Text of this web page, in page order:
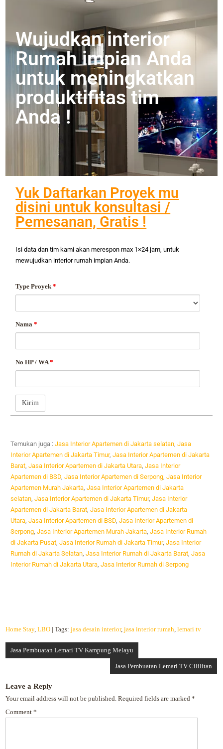
Wujudkan interior
Rumah impian Anda
untuk meningkatkan
produktifitas tim
Anda !
Yuk Daftarkan Proyek mu
disini untuk konsultasi /
Pemesanan, Gratis !
Isi data dan tim kami akan merespon max 1×24 jam, untuk
mewujudkan interior rumah impian Anda.
Type Proyek*
Nama*
No HP / WA*
Temukan juga :Jasa Interior Apartemen di Jakarta selatan,Jasa
Interior Apartemen di Jakarta Timur,Jasa Interior Apartemen di Jakarta
Barat,Jasa Interior Apartemen di Jakarta Utara,Jasa Interior
Apartemen di BSD,Jasa Interior Apartemen di Serpong, Jasa Interior
Apartemen Murah Jakarta,Jasa Interior Apartemen di Jakarta
selatan,Jasa Interior Apartemen di Jakarta Timur,Jasa Interior
Apartemen di Jakarta Barat,Jasa Interior Apartemen di Jakarta
Utara,Jasa Interior Apartemen di BSD,Jasa Interior Apartemen di
Serpong, Jasa Interior Apartemen Murah Jakarta,Jasa Interior Rumah
di Jakarta Pusat,Jasa Interior Rumah di Jakarta Timur,Jasa Interior
Rumah di Jakarta Selatan,Jasa Interior Rumah di Jakarta Barat,Jasa
Interior Rumah di Jakarta Utara,Jasa Interior Rumah di Serpong
Home Stay,LBO | Tags:jasa desain interior,jasa interior rumah,lemari tv
Jasa Pembuatan Lemari TV Kampung Melayu
Jasa Pembuatan Lemari TV Cililitan
Leave a Reply
Your email address will not be published. Required fields are marked*
Comment*